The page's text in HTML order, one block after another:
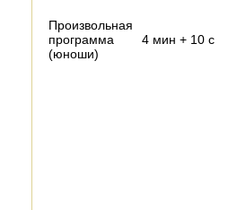
Произвольная
программа
(юноши)
4 мин + 10 с